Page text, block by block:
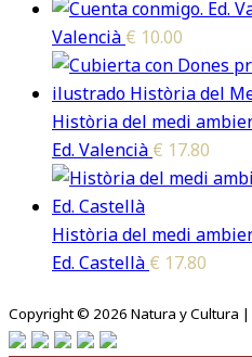
Valencià € 10.00
Història del medi
Ed. Valencià € 17.80
Història del medi
Ed. Castellà € 17.80
Copyright © 2026 Natura y Cultura